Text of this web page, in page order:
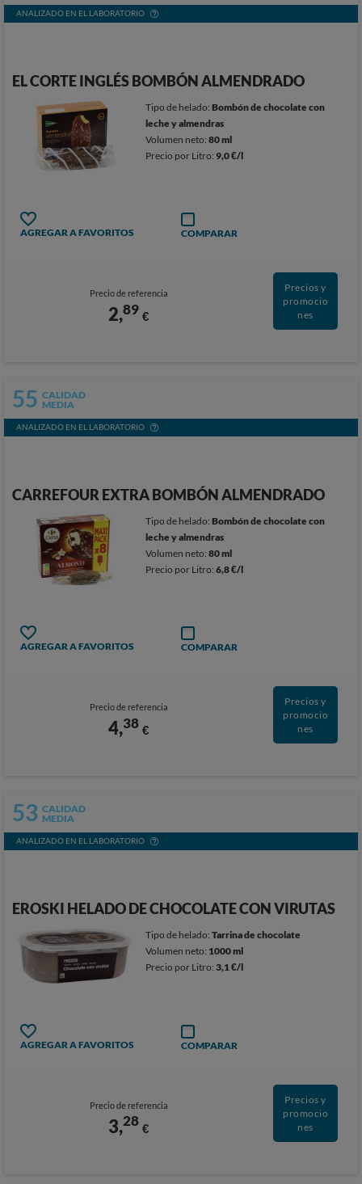
ANALIZADO EN EL LABORATORIO
EL CORTE INGLÉS BOMBÓN ALMENDRADO
Tipo de helado:Bombón de chocolate con
leche y almendras
Volumen neto:80 ml
Precio por Litro:9,0 €/l
AGREGAR A FAVORITOS COMPARAR
Precio de referencia
2,89 €
Precios y
promocio
nes
55 CALIDAD
MEDIA
ANALIZADO EN EL LABORATORIO
CARREFOUR EXTRA BOMBÓN ALMENDRADO
Tipo de helado:Bombón de chocolate con
leche y almendras
Volumen neto:80 ml
Precio por Litro:6,8 €/l
AGREGAR A FAVORITOS COMPARAR
Precio de referencia
4,38 €
Precios y
promocio
nes
53 CALIDAD
MEDIA
ANALIZADO EN EL LABORATORIO
EROSKI HELADO DE CHOCOLATE CON VIRUTAS
Tipo de helado:Tarrina de chocolate
Volumen neto: 1000 ml
Precio por Litro:3,1 €/l
AGREGAR A FAVORITOS COMPARAR
Precio de referencia
3,28 €
Precios y
promocio
nes